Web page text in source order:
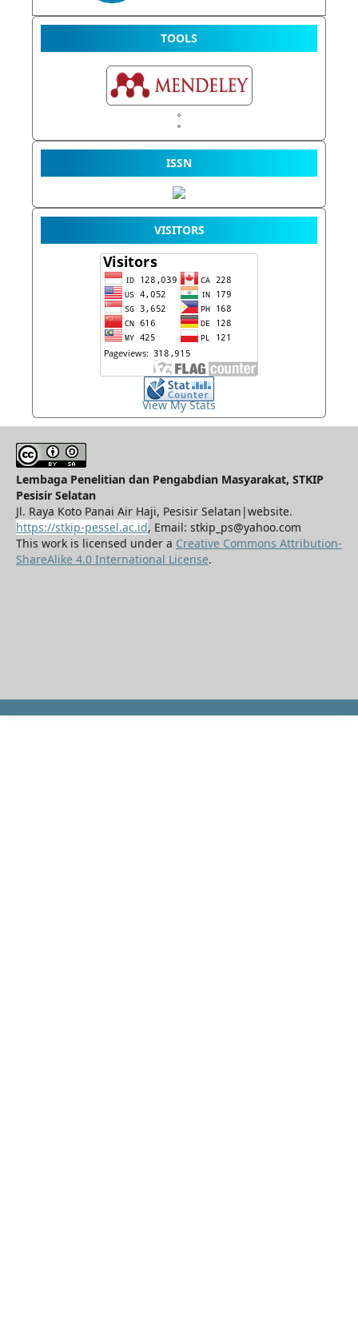
TOOLS
ISSN
VISITORS
View My Stats
Lembaga Penelitian dan Pengabdian Masyarakat, STKIP
Pesisir Selatan
Jl. Raya Koto Panai Air Haji, Pesisir Selatan|website.
https://stkip-pessel.ac.id, Email: stkip_ps@yahoo.com
This work is licensed under a Creative Commons Attribution-
ShareAlike 4.0 International License.